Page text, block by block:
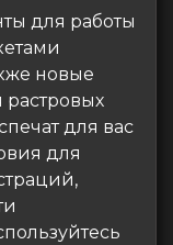
для работы
новые
для вас
для